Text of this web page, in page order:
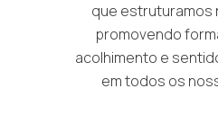
que estruturamos
promovendo
acolhimento e
em todos os